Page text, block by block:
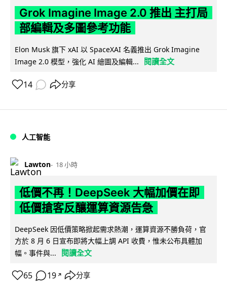
Grok Imagine Image 2.0 推出 主打局
部編輯及多圖參考功能
Elon Musk 旗下 xAI 以 SpaceXAI 名義推出 Grok Imagine
Image 2.0 模型，強化 AI 繪圖及編輯...
閱讀全文
14 分享
人工智能
Lawton 18 小時
低價不再！DeepSeek 大幅加價在即
低價搶客反釀運算資源告急
DeepSeek 因低價策略掀起需求熱潮，運算資源不勝負荷，官
方於 8 月 6 日宣布即將大幅上調 API 收費，惟未公布具體加
幅。事件與...
閱讀全文
65 19 ↗ 分享